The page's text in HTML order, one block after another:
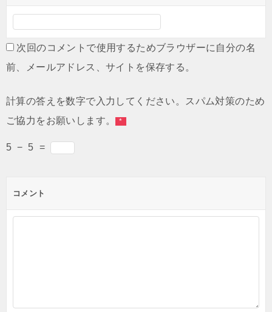
次回のコメントで使用するためブラウザーに自分の名
前、メールアドレス、サイトを保存する。
計算の答えを数字で入力してください。スパム対策のため
ご協力をお願いします。 *
5 − 5 =
コメント